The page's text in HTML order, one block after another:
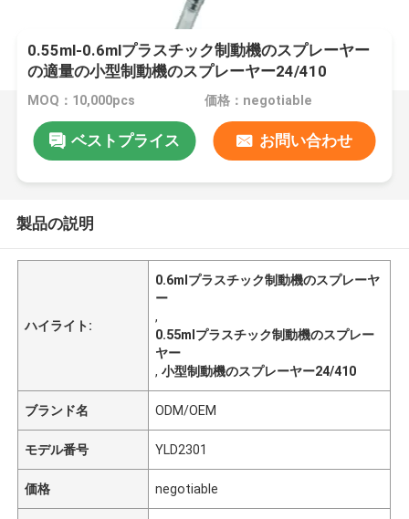
0.55ml-0.6mlプラスチック制動機のスプレーヤー
の適量の小型制動機のスプレーヤー24/410
28/410
MOQ：10,000pcs 価格：negotiable
ベストプライス お問い合わせ
製品の説明
ハイライト:
0.6mlプラスチック制動機のスプレーヤ
ー
,
0.55mlプラスチック制動機のスプレー
ヤー
,小型制動機のスプレーヤー24/410
ブランド名 ODM/OEM
モデル番号 YLD2301
価格 negotiable